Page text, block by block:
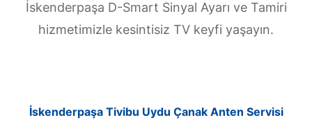
İskenderpaşa D-Smart Sinyal Ayarı ve Tamiri
hizmetimizle kesintisiz TV keyfi yaşayın.
İskenderpaşa Tivibu Uydu Çanak Anten Servisi